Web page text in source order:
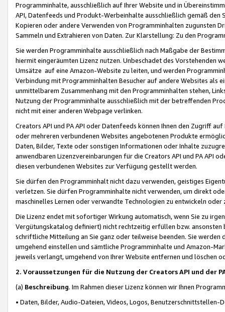
Programminhalte, ausschließlich auf Ihrer Website und in
API, Datenfeeds und Produkt-Werbeinhalte ausschließlich gemäß
Kopieren oder andere Verwenden von Programminhalten zugunsten
Sammeln und Extrahieren von Daten. Zur Klarstellung: Zu den
Sie werden Programminhalte ausschließlich nach Maßgabe der
hiermit eingeräumten Lizenz nutzen. Unbeschadet des Vorstehenden
Umsätze auf eine Amazon-Website zu leiten, und werden
Verbindung mit Programminhalten Besucher auf andere Websites als
unmittelbarem Zusammenhang mit den Programminhalten stehen,
Nutzung der Programminhalte ausschließlich mit der betreffenden
nicht mit einer anderen Webpage verlinken.
Creators API und PA API oder Datenfeeds können Ihnen den Zugriff
oder mehreren verbundenen Websites angebotenen Produkte
Daten, Bilder, Texte oder sonstigen Informationen oder Inhalte
anwendbaren Lizenzvereinbarungen für die Creators API und PA API
diesen verbundenen Websites zur Verfügung gestellt werden.
Sie dürfen den Programminhalt nicht dazu verwenden, geistiges
verletzen. Sie dürfen Programminhalte nicht verwenden, um direkt
maschinelles Lernen oder verwandte Technologien zu entwickeln
Die Lizenz endet mit sofortiger Wirkung automatisch, wenn Sie zu
Vergütungskatalog definiert) nicht rechtzeitig erfüllen bzw. ansonsten
schriftliche Mitteilung an Sie ganz oder teilweise beenden. Sie werden
umgehend einstellen und sämtliche Programminhalte und Amazon-
jeweils verlangt, umgehend von Ihrer Website entfernen und löschen
2. Voraussetzungen für die Nutzung der Creators API und der
(a) Beschreibung. Im Rahmen dieser Lizenz können wir Ihnen
• Daten, Bilder, Audio-Dateien, Videos, Logos, Benutzerschnittstellen-